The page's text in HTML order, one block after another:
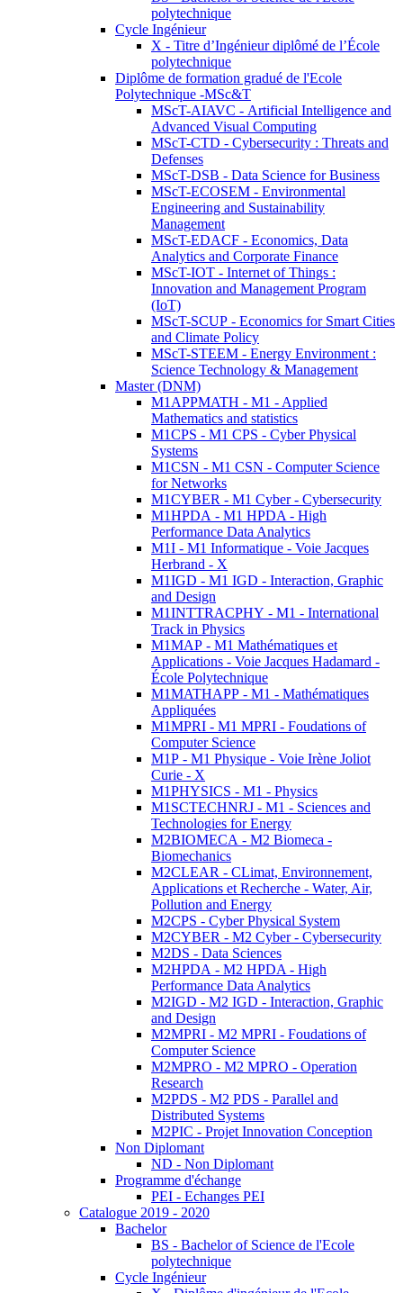
polytechnique
Cycle Ingénieur
X - Titre d’Ingénieur diplômé de l’École
polytechnique
Diplôme de formation gradué de l'Ecole
Polytechnique -MSc&T
MScT-AIAVC - Artificial Intelligence and
Advanced Visual Computing
MScT-CTD - Cybersecurity : Threats and
Defenses
MScT-DSB - Data Science for Business
MScT-ECOSEM - Environmental
Engineering and Sustainability
Management
MScT-EDACF - Economics, Data
Analytics and Corporate Finance
MScT-IOT - Internet of Things :
Innovation and Management Program
(IoT)
MScT-SCUP - Economics for Smart Cities
and Climate Policy
MScT-STEEM - Energy Environment :
Science Technology & Management
Master (DNM)
M1APPMATH - M1 - Applied
Mathematics and statistics
M1CPS - M1 CPS - Cyber Physical
Systems
M1CSN - M1 CSN - Computer Science
for Networks
M1CYBER - M1 Cyber - Cybersecurity
M1HPDA - M1 HPDA - High
Performance Data Analytics
M1I - M1 Informatique - Voie Jacques
Herbrand - X
M1IGD - M1 IGD - Interaction, Graphic
and Design
M1INTTRACPHY - M1 - International
Track in Physics
M1MAP - M1 Mathématiques et
Applications - Voie Jacques Hadamard -
École Polytechnique
M1MATHAPP - M1 - Mathématiques
Appliquées
M1MPRI - M1 MPRI - Foudations of
Computer Science
M1P - M1 Physique - Voie Irène Joliot
Curie - X
M1PHYSICS - M1 - Physics
M1SCTECHNRJ - M1 - Sciences and
Technologies for Energy
M2BIOMECA - M2 Biomeca -
Biomechanics
M2CLEAR - CLimat, Environnement,
Applications et Recherche - Water, Air,
Pollution and Energy
M2CPS - Cyber Physical System
M2CYBER - M2 Cyber - Cybersecurity
M2DS - Data Sciences
M2HPDA - M2 HPDA - High
Performance Data Analytics
M2IGD - M2 IGD - Interaction, Graphic
and Design
M2MPRI - M2 MPRI - Foudations of
Computer Science
M2MPRO - M2 MPRO - Operation
Research
M2PDS - M2 PDS - Parallel and
Distributed Systems
M2PIC - Projet Innovation Conception
Non Diplomant
ND - Non Diplomant
Programme d'échange
PEI - Echanges PEI
Catalogue 2019 - 2020
Bachelor
BS - Bachelor of Science de l'Ecole
polytechnique
Cycle Ingénieur